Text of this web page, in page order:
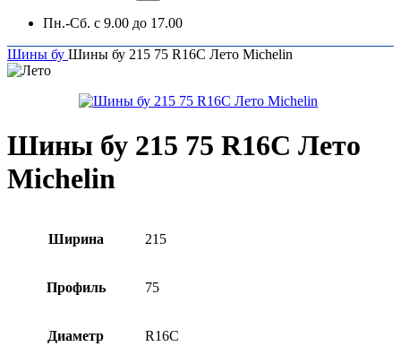
Пн.-Сб. с 9.00 до 17.00
Шины бу Шины бу 215 75 R16C Лето Michelin
Шины бу 215 75 R16C Лето
Michelin
Ширина 215
Профиль 75
Диаметр R16C